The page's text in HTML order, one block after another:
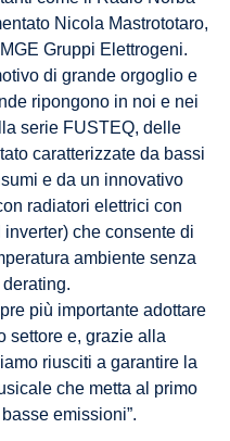
Nicola Mastrototaro,
Gruppi Elettrogeni.
di grande orgoglio e
ripongono in noi e nei
serie FUSTEQ, delle
caratterizzate da bassi
e da un innovativo
radiatori elettrici con
che consente di
ambiente senza
più importante adottare
settore e, grazie alla
riusciti a garantire la
che metta al primo
emissioni”.